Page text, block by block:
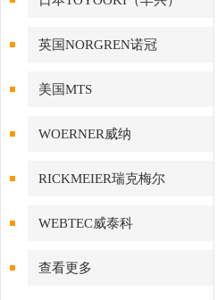
英国NORGREN诺冠
美国MTS
WOERNER威纳
RICKMEIER瑞克梅尔
WEBTEC威泰科
查看更多